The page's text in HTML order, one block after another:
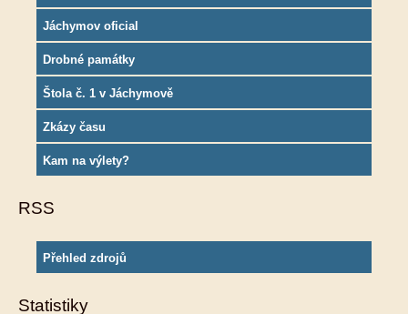
Jáchymov oficial
Drobné památky
Štola č. 1 v Jáchymově
Zkázy času
Kam na výlety?
RSS
Přehled zdrojů
Statistiky